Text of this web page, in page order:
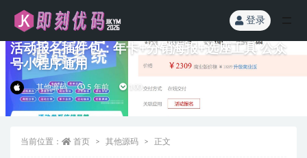
登录
活动报名插件包：年卡+分销海报+选座工具 公众
号小程序通用
其他源码 5 年前
当前位置： 首页 其他源码 正文